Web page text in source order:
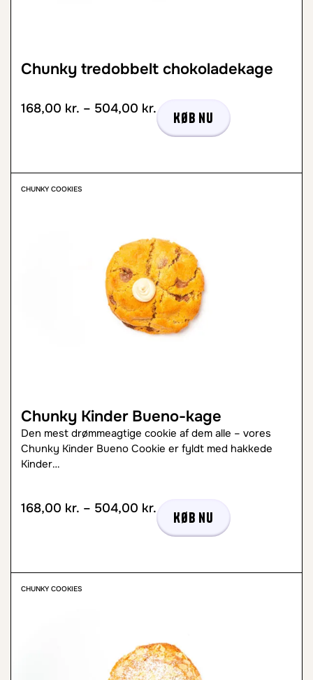
Chunky tredobbelt chokoladekage
168,00 kr. – 504,00 kr.
Køb nu
CHUNKY COOKIES
Chunky Kinder Bueno-kage
Den mest drømmeagtige cookie af dem alle – vores
Chunky Kinder Bueno Cookie er fyldt med hakkede
Kinder…
168,00 kr. – 504,00 kr.
Køb nu
CHUNKY COOKIES